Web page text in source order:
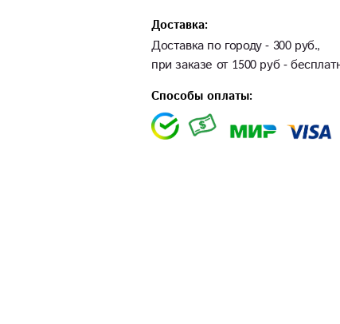
Доставка:
Доставка по городу - 300 руб.,
при заказе от 1500 руб -
Способы оплаты: